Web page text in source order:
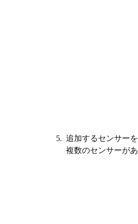
5. 追加するセンサーを
複数のセンサーがあ